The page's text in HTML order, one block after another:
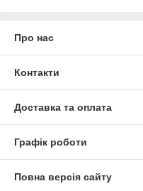
Про нас
Контакти
Доставка та оплата
Графік роботи
Повна версія сайту